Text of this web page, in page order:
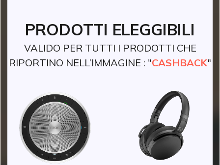
PRODOTTI ELEGGIBILI
VALIDO PER TUTTI I PRODOTTI CHE
RIPORTINO NELL’IMMAGINE : "CASHBACK"